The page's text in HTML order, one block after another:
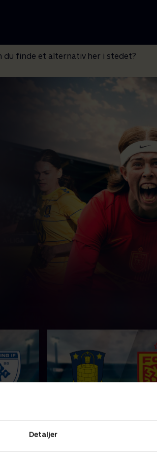
Detaljer
du finde et alternativ her i stedet?
og
A-Liga samler Danmarks